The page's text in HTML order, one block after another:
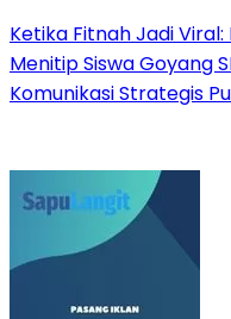
Ketika Fitnah Jadi
Menitip Siswa Goyang
Komunikasi Strategis